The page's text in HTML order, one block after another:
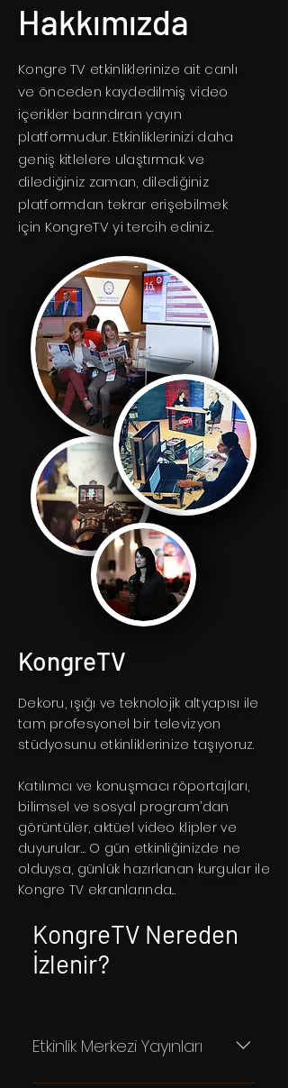
Hakkımızda
Kongre TV etkinliklerinize ait canlı
ve önceden kaydedilmiş video
içerikler barındıran yayın
platformudur. Etkinliklerinizi daha
geniş kitlelere ulaştırmak ve
dilediğiniz zaman, dilediğiniz
platformdan tekrar erişebilmek
için KongreTV yi tercih ediniz...
KongreTV
Dekoru, ışığı ve teknolojik altyapısı ile
tam profesyonel bir televizyon
stüdyosunu etkinliklerinize taşıyoruz.
Katılımcı ve konuşmacı röportajları,
bilimsel ve sosyal program’dan
görüntüler, aktüel video klipler ve
duyurular… O gün etkinliğinizde ne
olduysa, günlük hazırlanan kurgular ile
Kongre TV ekranlarında...
KongreTV Nereden
İzlenir?
Etkinlik Merkezi Yayınları